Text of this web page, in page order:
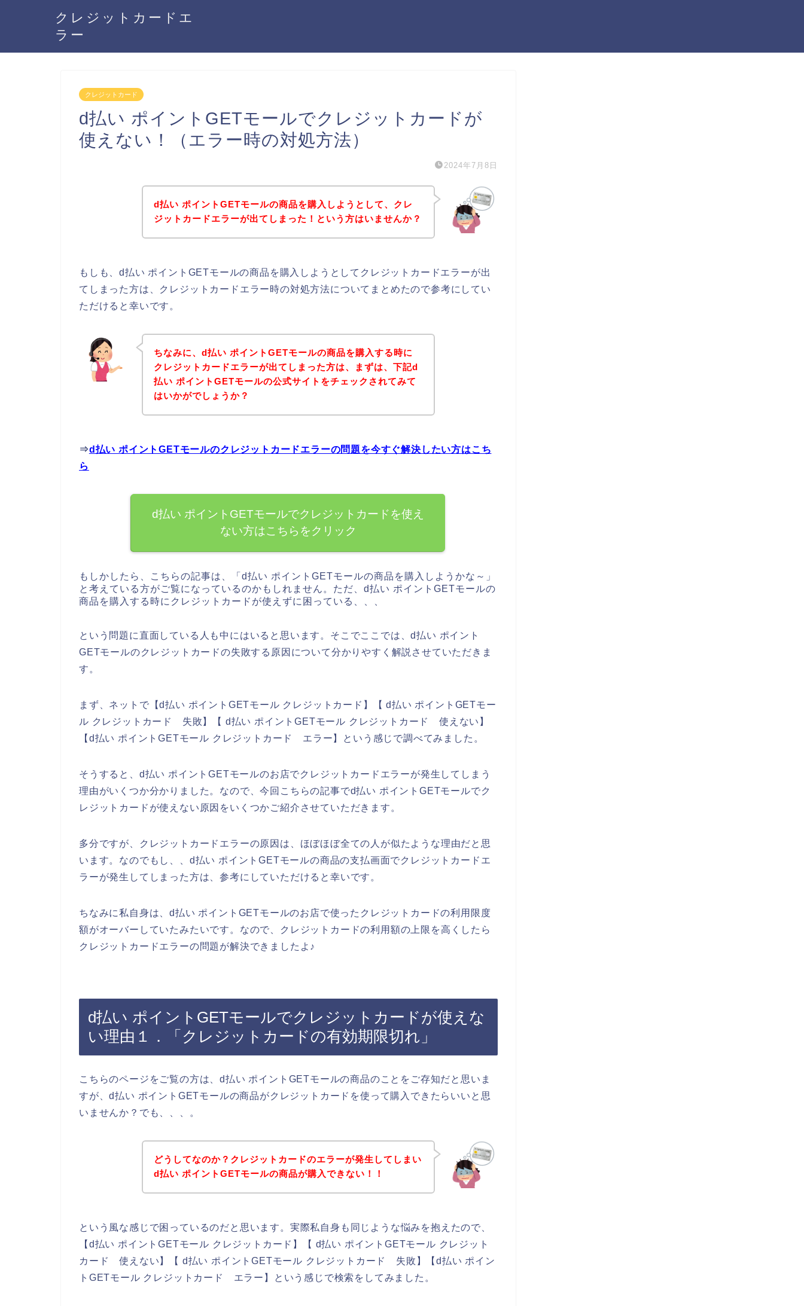
クレジットカードエ
ラー
クレジットカード
d払い ポイントGETモールでクレジットカードが
使えない！（エラー時の対処方法）
2024年7月8日
d払い ポイントGETモールの商品を購入しようとして、クレ
ジットカードエラーが出てしまった！という方はいませんか？
もしも、d払い ポイントGETモールの商品を購入しようとしてクレジットカードエラーが出
てしまった方は、クレジットカードエラー時の対処方法についてまとめたので参考にしてい
ただけると幸いです。
ちなみに、d払い ポイントGETモールの商品を購入する時に
クレジットカードエラーが出てしまった方は、まずは、下記d
払い ポイントGETモールの公式サイトをチェックされてみて
はいかがでしょうか？
⇒d払い ポイントGETモールのクレジットカードエラーの問題を今すぐ解決したい方はこち
ら
d払い ポイントGETモールでクレジットカードを使え
ない方はこちらをクリック
もしかしたら、こちらの記事は、「d払い ポイントGETモールの商品を購入しようかな～」
と考えている方がご覧になっているのかもしれません。ただ、d払い ポイントGETモールの
商品を購入する時にクレジットカードが使えずに困っている、、、
という問題に直面している人も中にはいると思います。そこでここでは、d払い ポイント
GETモールのクレジットカードの失敗する原因について分かりやすく解説させていただきま
す。
まず、ネットで【d払い ポイントGETモール クレジットカード】【 d払い ポイントGETモー
ル クレジットカード 失敗】【 d払い ポイントGETモール クレジットカード 使えない】
【d払い ポイントGETモール クレジットカード エラー】という感じで調べてみました。
そうすると、d払い ポイントGETモールのお店でクレジットカードエラーが発生してしまう
理由がいくつか分かりました。なので、今回こちらの記事でd払い ポイントGETモールでク
レジットカードが使えない原因をいくつかご紹介させていただきます。
多分ですが、クレジットカードエラーの原因は、ほぼほぼ全ての人が似たような理由だと思
います。なのでもし、、d払い ポイントGETモールの商品の支払画面でクレジットカードエ
ラーが発生してしまった方は、参考にしていただけると幸いです。
ちなみに私自身は、d払い ポイントGETモールのお店で使ったクレジットカードの利用限度
額がオーバーしていたみたいです。なので、クレジットカードの利用額の上限を高くしたら
クレジットカードエラーの問題が解決できましたよ♪
d払い ポイントGETモールでクレジットカードが使えな
い理由１．「クレジットカードの有効期限切れ」
こちらのページをご覧の方は、d払い ポイントGETモールの商品のことをご存知だと思いま
すが、d払い ポイントGETモールの商品がクレジットカードを使って購入できたらいいと思
いませんか？でも、、、。
どうしてなのか？クレジットカードのエラーが発生してしまい
d払い ポイントGETモールの商品が購入できない！！
という風な感じで困っているのだと思います。実際私自身も同じような悩みを抱えたので、
【d払い ポイントGETモール クレジットカード】【 d払い ポイントGETモール クレジット
カード 使えない】【 d払い ポイントGETモール クレジットカード 失敗】【d払い ポイン
トGETモール クレジットカード エラー】という感じで検索をしてみました。